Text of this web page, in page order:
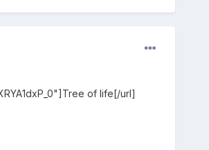
of life[/url]